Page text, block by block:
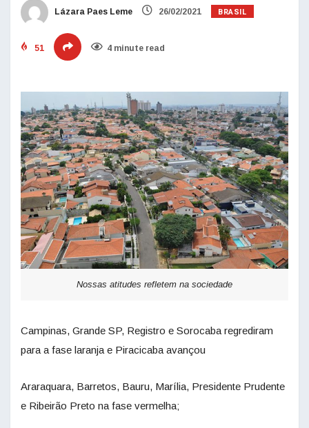
Lázara Paes Leme 26/02/2021 BRASIL
51 4 minute read
Nossas atitudes refletem na sociedade
Campinas, Grande SP, Registro e Sorocaba regrediram
para a fase laranja e Piracicaba avançou
Araraquara, Barretos, Bauru, Marília, Presidente Prudente
e Ribeirão Preto na fase vermelha;